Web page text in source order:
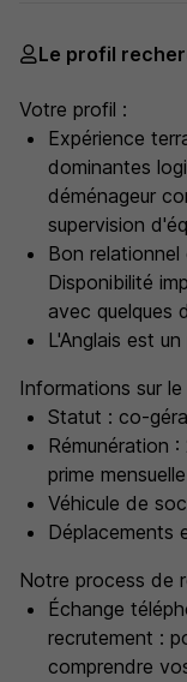
Le profil
Votre profil :
Expérience
dominantes
déménageur
supervision
Bon
Disponibilité
avec quelques
L'Anglais est
Informations sur
Statut : co-
Rémunération
prime mensuelle
Véhicule de
Déplacements
Notre process de
Échange
recrutement :
comprendre